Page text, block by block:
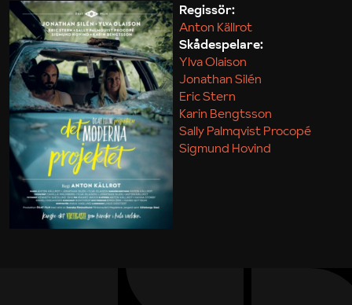
Maja Kekonius
Regissör:
Anton Källrot
Skådespelare:
Ylva Olaison
Jonathan Silén
Eric Stern
Karin Bengtsson
Sally Palmqvist Procopé
Sigmund Hovind